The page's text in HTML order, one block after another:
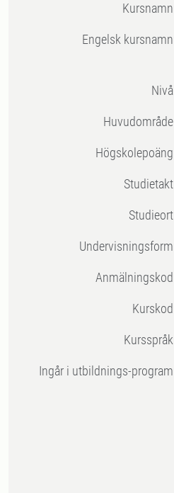
Kursnamn
Engelsk kursnamn
Nivå
Huvudområde
högskolepoäng
Studietakt
Studieort
Undervisningsform
Anmälningskod
Kurskod
Kursspråk
Ingår i utbildnings-program